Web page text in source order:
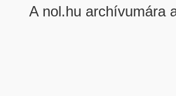
A nol.hu archívumára